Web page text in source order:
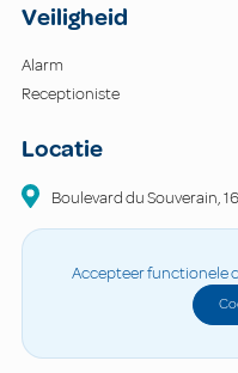
Veiligheid
Alarm
Receptioniste
Locatie
Boulevard du Souverain,
Accepteer functionele